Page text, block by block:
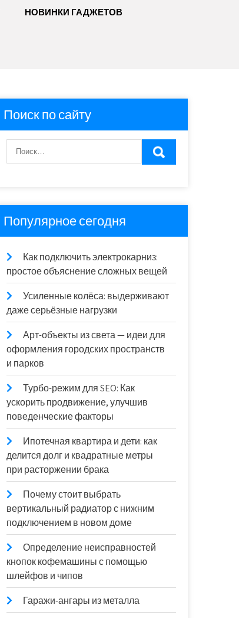
НОВИНКИ ГАДЖЕТОВ
Поиск по сайту
Популярное сегодня
Как подключить электрокарниз:
простое объяснение сложных вещей
Усиленные колёса: выдерживают
даже серьёзные нагрузки
Арт-объекты из света — идеи для
оформления городских пространств
и парков
Турбо-режим для SEO: Как
ускорить продвижение, улучшив
поведенческие факторы
Ипотечная квартира и дети: как
делится долг и квадратные метры
при расторжении брака
Почему стоит выбрать
вертикальный радиатор с нижним
подключением в новом доме
Определение неисправностей
кнопок кофемашины с помощью
шлейфов и чипов
Гаражи-ангары из металла